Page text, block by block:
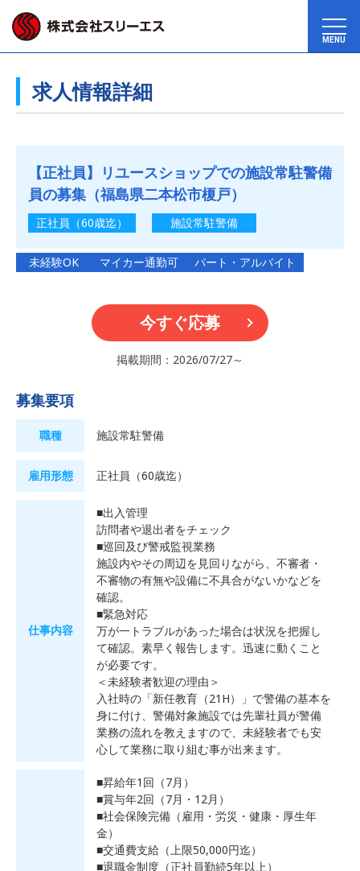
MENU
求人情報詳細
【正社員】リユースショップでの施設常駐警備
員の募集（福島県二本松市榎戸）
正社員（60歳迄） 施設常駐警備
未経験OK マイカー通勤可 パート・アルバイト
今すぐ応募
掲載期間：2026/07/27～
募集要項
職種 施設常駐警備
雇用形態 正社員（60歳迄）
仕事内容
■出入管理
訪問者や退出者をチェック
■巡回及び警戒監視業務
施設内やその周辺を見回りながら、不審者・
不審物の有無や設備に不具合がないかなどを
確認。
■緊急対応
万が一トラブルがあった場合は状況を把握し
て確認。素早く報告します。迅速に動くこと
が必要です。
＜未経験者歓迎の理由＞
入社時の「新任教育（21H）」で警備の基本を
身に付け、警備対象施設では先輩社員が警備
業務の流れを教えますので、未経験者でも安
心して業務に取り組む事が出来ます。
■昇給年1回（7月）
■賞与年2回（7月・12月）
■社会保険完備（雇用・労災・健康・厚生年
金）
■交通費支給（上限50,000円迄）
■退職金制度（正社員勤続5年以上）